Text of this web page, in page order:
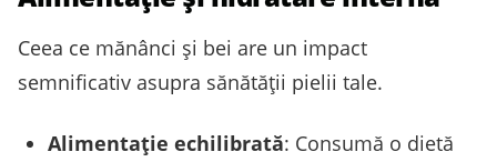
Ceea ce mănânci și bei are un impact
semnificativ asupra sănătății pielii tale.
Alimentație echilibrată: Consumă o dietă